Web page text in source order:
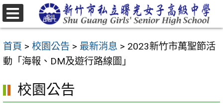
跳
至
要
內
區
首頁 > 校園公告 > 最新消息 > 2023新竹市萬聖節活
動「海報、DM及遊行路線圖」
校園公告
選
單